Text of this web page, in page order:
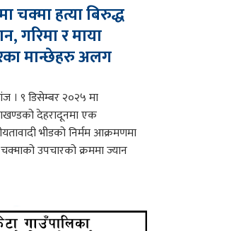
चक्मा हत्या बिरुद्ध
गरिमा र माया
मान्छेहरु अलग
। ९ डिसेम्बर २०२५ मा
देहरादूनमा एक
भीडको निर्मम आक्रमणमा
उपचारको क्रममा ज्यान